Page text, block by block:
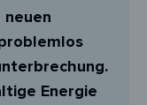
neuen
Energie